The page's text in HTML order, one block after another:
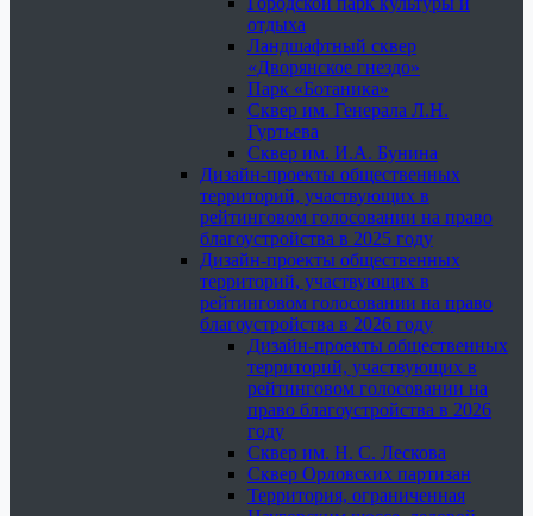
отдыха
Ландшафтный сквер
«Дворянское гнездо»
Парк «Ботаника»
Сквер им. Генерала Л.Н.
Гуртьева
Сквер им. И.А. Бунина
Дизайн-проекты общественных
территорий, участвующих в
рейтинговом голосовании на право
благоустройства в 2025 году
Дизайн-проекты общественных
территорий, участвующих в
рейтинговом голосовании на право
благоустройства в 2026 году
Дизайн-проекты общественных
территорий, участвующих в
рейтинговом голосовании на
право благоустройства в 2026
году
Сквер им. Н. С. Лескова
Сквер Орловских партизан
Территория, ограниченная